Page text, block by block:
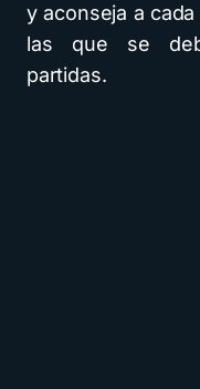
y aconseja a
las que se
partidas.